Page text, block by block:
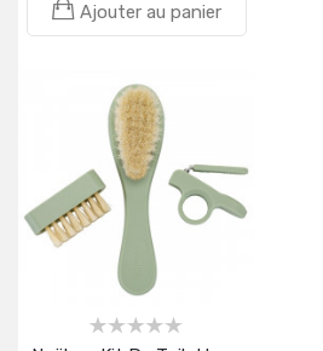
Ajouter au panier